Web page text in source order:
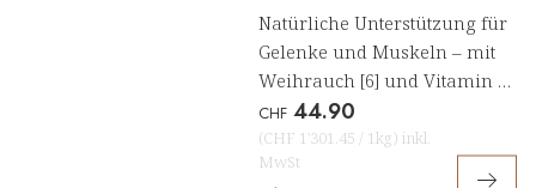
Natürliche Unterstützung für
Gelenke und Muskeln – mit
Weihrauch [6] und Vitamin D
[1]
CHF 44.90
(CHF 1'301.45 / 1kg) inkl.
MwSt